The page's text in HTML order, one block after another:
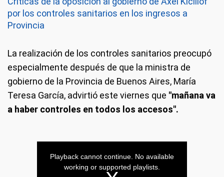
por los controles sanitarios en los ingresos a
Provincia
La realización de los controles sanitarios preocupó
especialmente después de que la ministra de
gobierno de la Provincia de Buenos Aires, María
Teresa García, advirtió este viernes que "mañana va
a haber controles en todos los accesos".